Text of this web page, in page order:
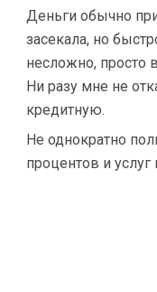
Деньги обычно
засекала, но
несложно, просто
Ни разу мне не
кредитную.
Не однократно
процентов и